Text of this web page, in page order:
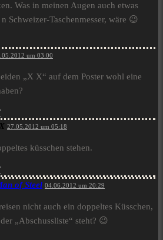
Was in meinen Augen auch etwas
Schweizer-Taschenmesser, wäre 😉
um 03:00
„X X“ auf dem Poster wohl eine
27.05.2012 um 05:18
küsschen stehen.
of Steel 04.06.2012 um 20:29
nicht auch ein doppeltes Küsschen,
„Abschussliste“ steht? 😉